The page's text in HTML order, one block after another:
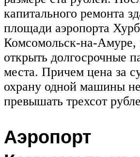
капитального ремонта
площади аэропорта
Комсомольск-на-Амуре,
открыть долгосрочные
места. Причем цена за
охрану одной машины
превышать трехсот
Аэропорт